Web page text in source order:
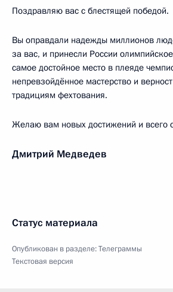
Поздравляю вас с блестящей победой.
Вы оправдали надежды миллионов
за вас, и принесли России
самое достойное место в плеяде
непревзойдённое мастерство и
традициям фехтования.
Желаю вам новых достижений и всего
Дмитрий Медведев
Статус материала
Опубликован в разделе:Телеграммы
Текстовая версия